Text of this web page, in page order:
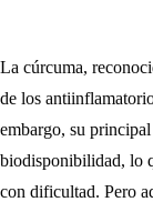
La cúrcuma,
de los
embargo, su
biodisponibilidad, lo
con dificultad. Pero